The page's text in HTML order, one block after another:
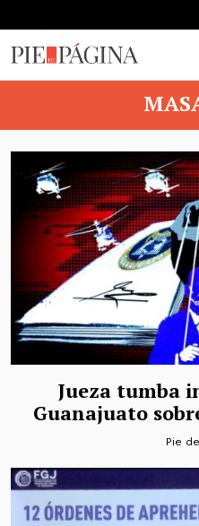
Jueza tumba
Guanajuato
Pie